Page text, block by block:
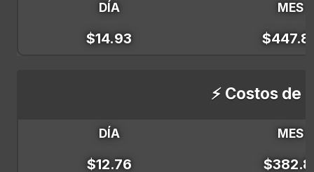
DÍA MES
$14.93
⚡ Costos de
DÍA MES
$12.76